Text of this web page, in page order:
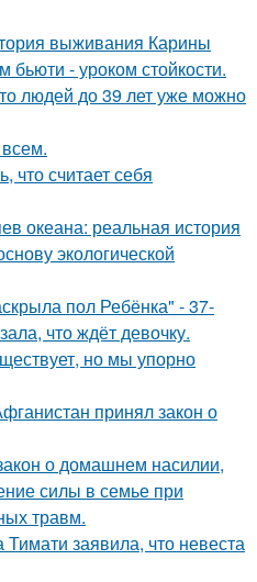
выживания Карины
бьюти - уроком стойкости.
людей до 39 лет уже можно
что считает себя
океана: реальная история
экологической
пол Ребёнка" - 37-
что ждёт девочку.
но мы упорно
принял закон о
о домашнем насилии,
силы в семье при
травм.
заявила, что невеста